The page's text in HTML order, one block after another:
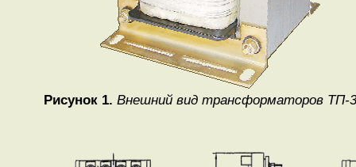
Рисунок 1. Внешний вид трансформаторов ТП-